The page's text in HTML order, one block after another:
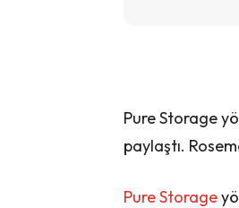
Pure Storage
paylaştı.
Pure Storage